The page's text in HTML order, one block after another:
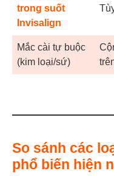
trong suốt
Invisalign
Mắc cài tự buộc
(kim loại/sứ)
So sánh các
phổ biến hiện